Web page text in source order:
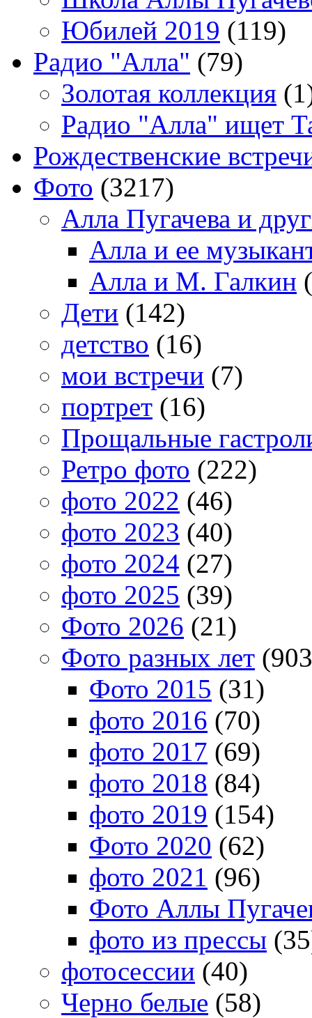
Юбилей 2019 (119)
Радио "Алла" (79)
Золотая коллекция
Радио "Алла" ищет
Рождественские
Фото (3217)
Алла Пугачева и
Алла и ее
Алла и М. Галкин
Дети (142)
детство (16)
мои встречи (7)
портрет (16)
Прощальные
Ретро фото (222)
фото 2022 (46)
фото 2023 (40)
фото 2024 (27)
фото 2025 (39)
Фото 2026 (21)
Фото разных лет
Фото 2015 (31)
фото 2016 (70)
фото 2017 (69)
фото 2018 (84)
фото 2019 (154)
Фото 2020 (62)
фото 2021 (96)
Фото Аллы
фото из прессы
фотосессии (40)
Черно белые (58)